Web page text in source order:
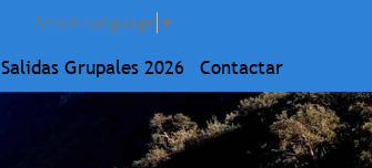
Select Language ▼
Salidas Grupales 2026 Contactar